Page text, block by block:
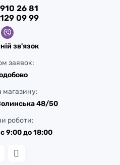
26 81
09 99
зв'язок
заявок:
магазину:
48/50
роботи:
9:00 до 18:00